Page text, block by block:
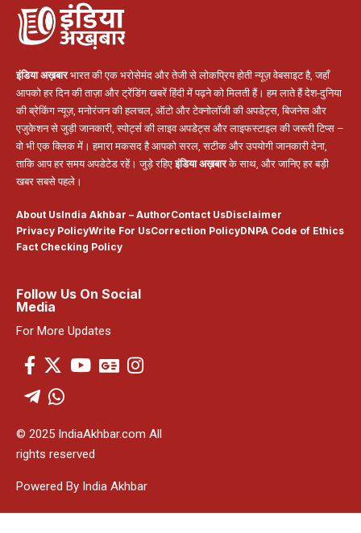
इंडिया अख़बारभारत की एक भरोसेमंद और तेजी से लोकप्रिय होती न्यूज़ वेबसाइट है, जहाँ
आपको हर दिन की ताज़ा और ट्रेंडिंग खबरें हिंदी में पढ़ने को मिलती हैं। हम लाते हैं देश-दुनिया
की ब्रेकिंग न्यूज़, मनोरंजन की हलचल, ऑटो और टेक्नोलॉजी की अपडेट्स, बिजनेस और
एजुकेशन से जुड़ी जानकारी, स्पोर्ट्स की लाइव अपडेट्स और लाइफस्टाइल की जरूरी टिप्स –
वो भी एक क्लिक में। हमारा मकसद है आपको सरल, सटीक और उपयोगी जानकारी देना,
ताकि आप हर समय अपडेटेड रहें। जुड़े रहिएइंडिया अख़बारके साथ, और जानिए हर बड़ी
खबर सबसे पहले।
About UsIndia Akhbar – AuthorContact UsDisclaimer
Privacy PolicyWrite For UsCorrection PolicyDNPA Code of Ethics
Fact Checking Policy
Follow Us On Social
Media
For More Updates
© 2025 IndiaAkhbar.com All
rights reserved
Powered By India Akhbar